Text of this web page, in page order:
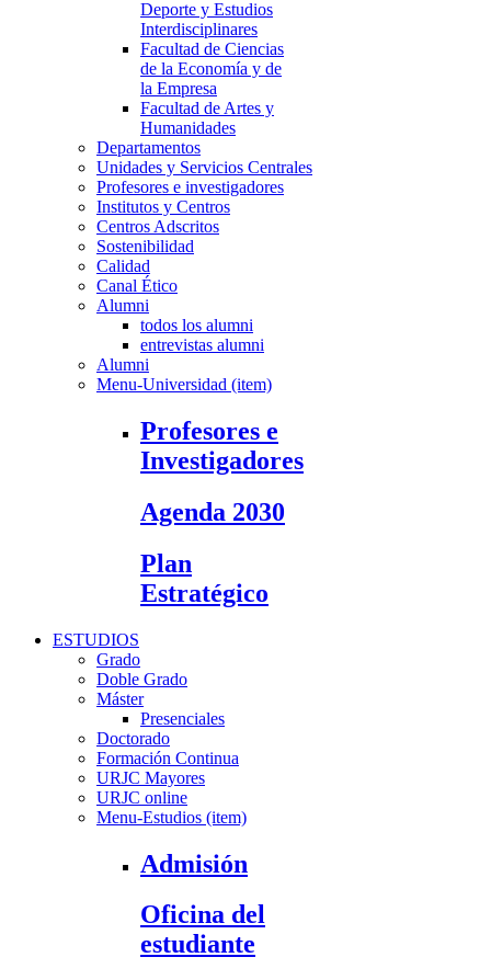
Deporte y Estudios
Interdisciplinares
Facultad de Ciencias
de la Economía y de
la Empresa
Facultad de Artes y
Humanidades
Departamentos
Unidades y Servicios Centrales
Profesores e investigadores
Institutos y Centros
Centros Adscritos
Sostenibilidad
Calidad
Canal Ético
Alumni
todos los alumni
entrevistas alumni
Alumni
Menu-Universidad (item)
Profesores e
Investigadores
Agenda 2030
Plan
Estratégico
ESTUDIOS
Grado
Doble Grado
Máster
Presenciales
Doctorado
Formación Continua
URJC Mayores
URJC online
Menu-Estudios (item)
Admisión
Oficina del
estudiante